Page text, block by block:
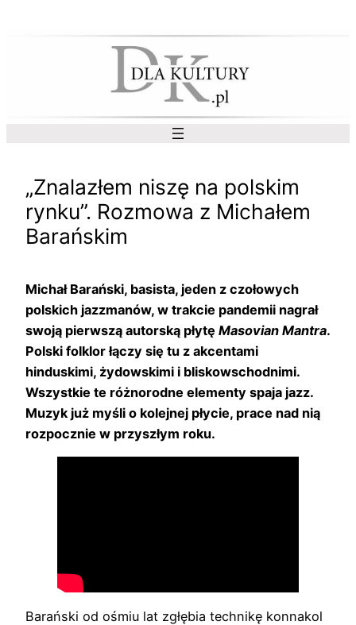
„Znalazłem niszę na polskim
rynku”. Rozmowa z Michałem
Barańskim
Michał Barański, basista, jeden z czołowych
polskich jazzmanów, w trakcie pandemii nagrał
swoją pierwszą autorską płytę Masovian Mantra.
Polski folklor łączy się tu z akcentami
hinduskimi, żydowskimi i bliskowschodnimi.
Wszystkie te różnorodne elementy spaja jazz.
Muzyk już myśli o kolejnej płycie, prace nad nią
rozpocznie w przyszłym roku.
Barański od ośmiu lat zgłębia technikę konnakol